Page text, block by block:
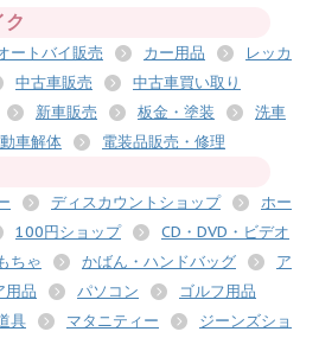
ートバイ販売 カー用品
レッカ
中古車販売
中古車買い取り
新車販売 板金・塗装
洗車
車解体 電装品販売・修理
ディスカウントショップ
ホー
100円ショップ
CD・DVD・ビデオ
ちゃ かばん・ハンドバッグ
ア
用品 パソコン
ゴルフ用品
具 マタニティー
ジーンズショ